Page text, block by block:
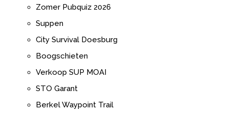
Zomer Pubquiz 2026
Suppen
City Survival Doesburg
Boogschieten
Verkoop SUP MOAI
STO Garant
Berkel Waypoint Trail